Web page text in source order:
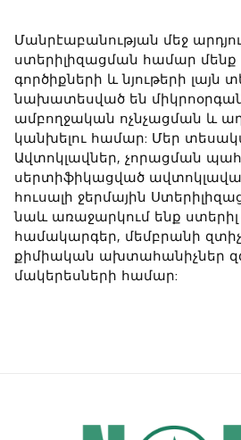
Մանրէաբանության մեջ
ստերիլիզացման համար մենք
գործիքների և նյութերի լայն
նախատեսված են
ամբողջական ոչնչացման և
կանխելու համար: Մեր
Ավտոկլավներ, չորացման
սերտիֆիկացված
հուսալի ջերմային
նաև առաջարկում ենք
համակարգեր, մեմբրանի
քիմիական ախտահանիչներ
մակերեսների համար: